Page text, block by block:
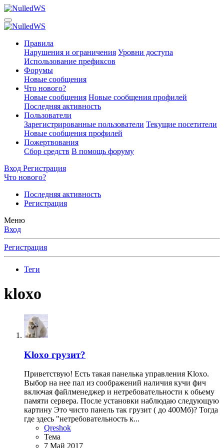
Правила
Нарушения и ограничения Уровни доступа
Использование префиксов
Форумы
Новые сообщения
Что нового?
Новые сообщения Новые сообщения профилей
Последняя активность
Пользователи
Зарегистрированные пользователи Текущие посетители
Новые сообщения профилей
Пожертвования
Сбор средств В помощь форуму
Вход Регистрация
Что нового?
Последняя активность
Регистрация
Меню
Вход
Регистрация
Теги
kloxo
Kloxo грузит?
Приветствую! Есть такая панелька управления Kloxo.
Выбор на нее пал из соображений наличия кучи фич
включая файлменеджер и нетребовательности к обьему
памяти сервера. После установки наблюдаю следующую
картину Это чисто панель так грузит ( до 400Мб)? Тогда
где здесь "нетребовательность к...
Qreshok
Тема
7 Май 2017